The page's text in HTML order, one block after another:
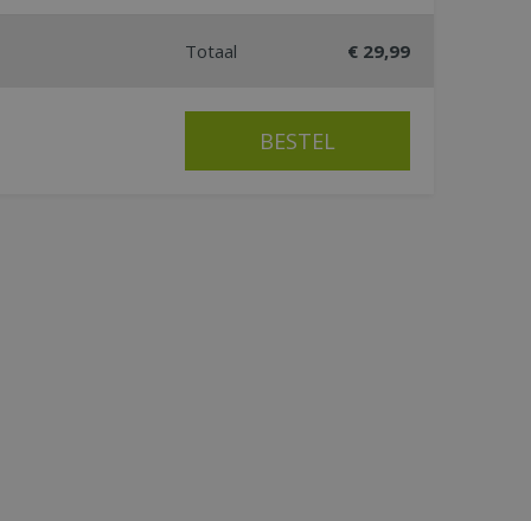
Totaal € 29,99